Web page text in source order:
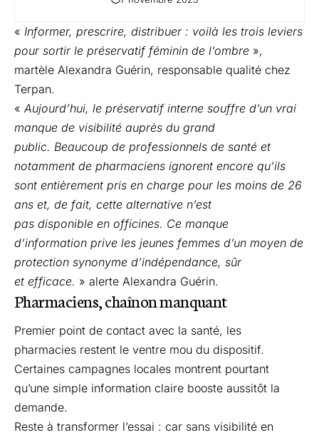
« Informer, prescrire, distribuer : voilà les trois leviers
pour sortir le préservatif féminin de l’ombre »,
martèle Alexandra Guérin, responsable qualité chez
Terpan.
« Aujourd’hui, le préservatif interne souffre d’un vrai
manque de visibilité auprès du grand
public. Beaucoup de professionnels de santé et
notamment de pharmaciens ignorent encore qu’ils
sont entièrement pris en charge pour les moins de 26
ans et, de fait, cette alternative n’est
pas disponible en officines. Ce manque
d’information prive les jeunes femmes d’un moyen de
protection synonyme d’indépendance, sûr
et efficace. » alerte Alexandra Guérin.
Pharmaciens, chaînon manquant
Premier point de contact avec la santé, les
pharmacies restent le ventre mou du dispositif.
Certaines campagnes locales montrent pourtant
qu’une simple information claire booste aussitôt la
demande.
Reste à transformer l’essai : car sans visibilité en